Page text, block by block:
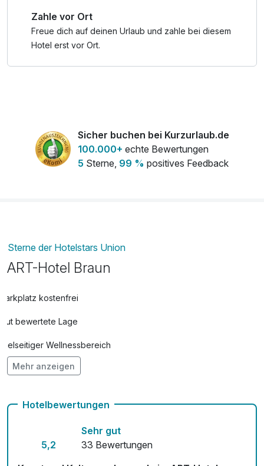
Zahle vor Ort
Freue dich auf deinen Urlaub und zahle bei diesem
Hotel erst vor Ort.
Sicher buchen bei Kurzurlaub.de
100.000+ echte Bewertungen
5 Sterne, 99 % positives Feedback
Sterne der Hotelstars Union
ART-Hotel Braun
Parkplatz kostenfrei
Gut bewertete Lage
Vielseitiger Wellnessbereich
Hunde im Hotel erlaubt für 19,00 € pro Zimmer / Aufenthalt
Mit Hotelbar
Mehr anzeigen
Hotelbewertungen
5,2
Sehr gut
33 Bewertungen